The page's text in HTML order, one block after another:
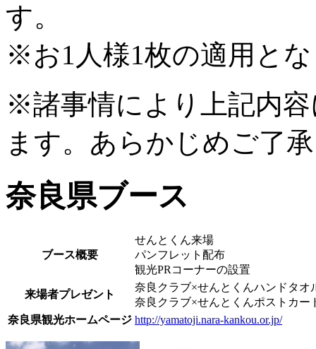
す。
※お1人様1枚の適用と
※諸事情により上記内
ます。あらかじめご了
奈良県ブース
ブース概要
せんとくん来場
パンフレット配布
観光PRコーナーの設置
来場者プレゼント
奈良クラブ×せんとくんハンドタオ
奈良クラブ×せんとくんポストカー
奈良県観光ホームページ http://yamatoji.nara-kankou.or.jp/